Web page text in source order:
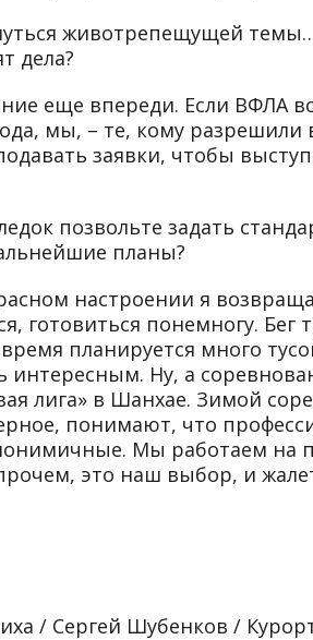
животрепещущей
дела?
еще впереди. Если ВФЛА
мы, – те, кому
заявки, чтобы
позвольте задать
планы?
настроении я
готовиться понемногу.
планируется много
интересным. Ну, а
лига» в Шанхае. Зимой
понимают, что
Мы работаем на
это наш выбор, и
/ Сергей Шубенков /